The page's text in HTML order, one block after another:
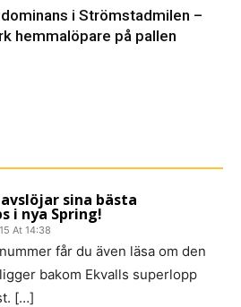
i Strömstadmilen –
hemmalöpare på pallen
sina bästa
i nya Spring!
At 14:38
får du även läsa om den
bakom Ekvalls superlopp
[…]